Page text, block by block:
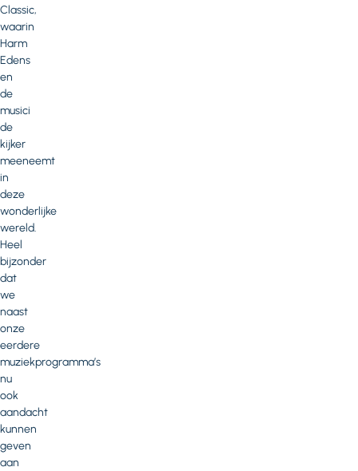
Classic,
waarin
Harm
Edens
en
de
musici
de
kijker
meeneemt
in
deze
wonderlijke
wereld.
Heel
bijzonder
dat
we
naast
onze
eerdere
muziekprogramma’s
nu
ook
aandacht
kunnen
geven
aan